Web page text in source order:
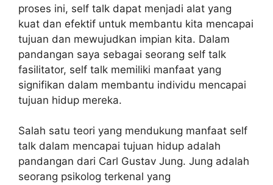
proses ini, self talk dapat menjadi alat yang
kuat dan efektif untuk membantu kita mencapai
tujuan dan mewujudkan impian kita. Dalam
pandangan saya sebagai seorang self talk
fasilitator, self talk memiliki manfaat yang
signifikan dalam membantu individu mencapai
tujuan hidup mereka.
Salah satu teori yang mendukung manfaat self
talk dalam mencapai tujuan hidup adalah
pandangan dari Carl Gustav Jung. Jung adalah
seorang psikolog terkenal yang